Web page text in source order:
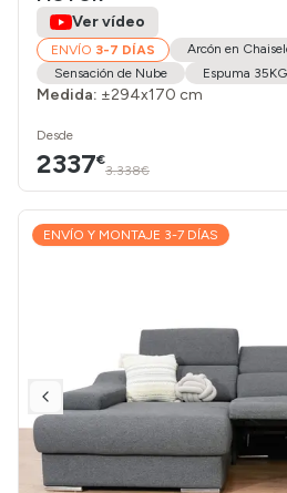
Ver vídeo
ENVÍO 3-7 DÍAS
Arcón en
Sensación de Nube
Espuma
Medida: ±294x170 cm
Desde
2337€
3.338€
ENVÍO Y MONTAJE 3-7 DÍAS